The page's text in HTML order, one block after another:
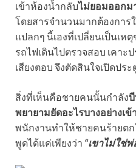
เข้าห้องน้ำกลับไม่ยอมออกม
โดยสารจำนวนมากต้องการ
แปลกๆ นี้เองที่เปลี่ยนเป็นเ
รถไฟเดินไปตรวจสอบ เคา
เสียงตอบ จึงตัดสินใจเปิดปร
สิ่งที่เห็นคือชายคนนั้นกำลัง
พยายามยัดอะไรบางอย่างเข้
พนักงานทำให้ชายคนร้ายต
พูดได้แค่เพียงว่า “เขาไม่ใช่